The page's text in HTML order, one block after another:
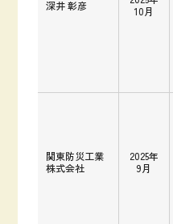
深井 彰彦
10月
関東防災工業
株式会社
2025年
9月